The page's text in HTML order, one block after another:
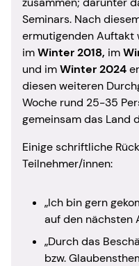
Seminars. Nach
ermutigenden Auftakt
imWinter 2018, im
und imWinter 2024
diesen weiteren
Woche rund 25-35
gemeinsam das Land
Einige schriftliche
Teilnehmer/innen:
„Ich bin gern
auf den nächsten
„Durch das
bzw.